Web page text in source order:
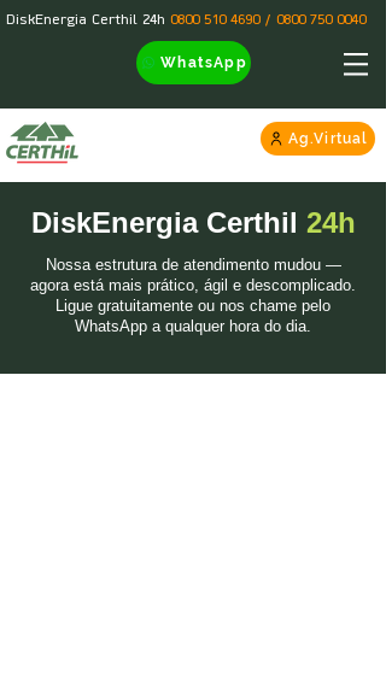
DiskEnergia Certhil 24h 0800 510 4690/ 0800 750 0040
WhatsApp
Ag.Virtual
DiskEnergia Certhil 24h
Nossa estrutura de atendimento mudou —
agora está mais prático, ágil e descomplicado.
Ligue gratuitamente ou nos chame pelo
WhatsApp a qualquer hora do dia.